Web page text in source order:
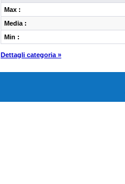
Max :
Media :
Min :
Dettagli categoria »